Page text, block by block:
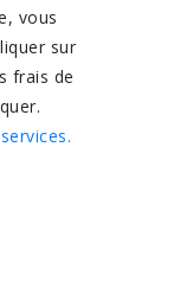
vous
sur
frais de